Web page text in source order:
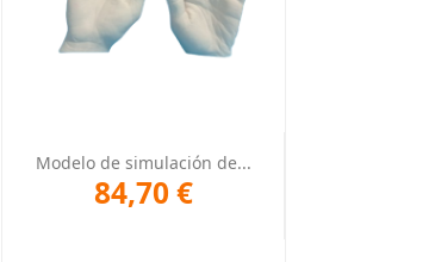
Vista rápida
Modelo de simulación de...
84,70 €